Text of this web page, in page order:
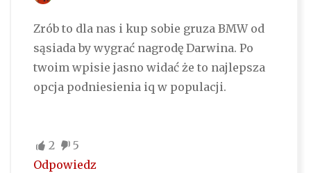
Zrób to dla nas i kup sobie gruza BMW od
sąsiada by wygrać nagrodę Darwina. Po
twoim wpisie jasno widać że to najlepsza
opcja podniesienia iq w populacji.
2
5
Odpowiedz